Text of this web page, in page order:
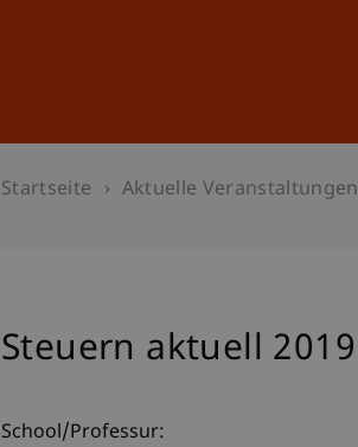
Startseite Aktuelle Veranstaltungen
Steuern aktuell
School/Professur: